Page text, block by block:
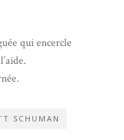
qui encercle
SCHUMAN